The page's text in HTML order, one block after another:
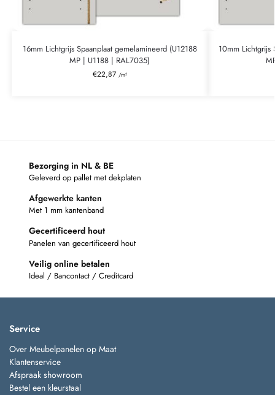
16mm Lichtgrijs Spaanplaat gemelamineerd (U12188
MP | U1188 | RAL7035)
€22,87 /m²
10mm Lichtgrijs
Bezorging in NL & BE
Geleverd op pallet met dekplaten
Afgewerkte kanten
Met 1 mm kantenband
Gecertificeerd hout
Panelen van gecertificeerd hout
Veilig online betalen
Ideal / Bancontact / Creditcard
Service
Over Meubelpanelen op Maat
Klantenservice
Afspraak showroom
Bestel een kleurstaal